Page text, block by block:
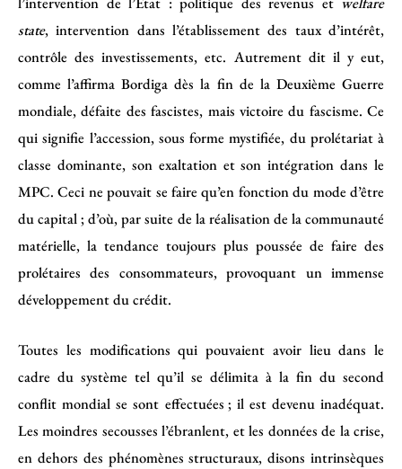
state, intervention dans l’établissement des taux d’intérêt,
contrôle des investissements, etc. Autrement dit il y eut,
comme l’affirma Bordiga dès la fin de la Deuxième Guerre
mondiale, défaite des fascistes, mais victoire du fascisme. Ce
qui signifie l’accession, sous forme mystifiée, du prolétariat à
classe dominante, son exaltation et son intégration dans le
MPC. Ceci ne pouvait se faire qu’en fonction du mode d’être
du capital ; d’où, par suite de la réalisation de la communauté
matérielle, la tendance toujours plus poussée de faire des
prolétaires des consommateurs, provoquant un immense
développement du crédit.
Toutes les modifications qui pouvaient avoir lieu dans le
cadre du système tel qu’il se délimita à la fin du second
conflit mondial se sont effectuées ; il est devenu inadéquat.
Les moindres secousses l’ébranlent, et les données de la crise,
en dehors des phénomènes structuraux, disons intrinsèques